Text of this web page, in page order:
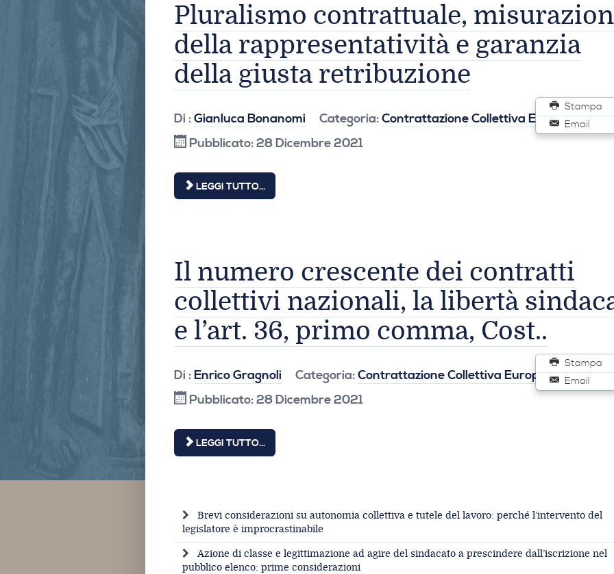
Pluralismo contrattuale,
della rappresentatività e garanzia
della giusta retribuzione
Stampa
Email
Di :Gianluca Bonanomi Categoria:Contrattazione Collettiva Europea
Pubblicato: 28 Dicembre 2021
LEGGI TUTTO...
Il numero crescente dei contratti
collettivi nazionali, la libertà
e l’art. 36, primo comma, Cost..
Stampa
Email
Di :Enrico Gragnoli Categoria:Contrattazione Collettiva Europea
Pubblicato: 28 Dicembre 2021
LEGGI TUTTO...
Brevi considerazioni su autonomia collettiva e tutele del lavoro: perché l’intervento del
legislatore è improcrastinabile
Azione di classe e legittimazione ad agire del sindacato a prescindere dall’iscrizione nel
pubblico elenco: prime considerazioni